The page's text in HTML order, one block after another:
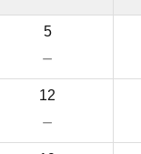
5
－
12
－